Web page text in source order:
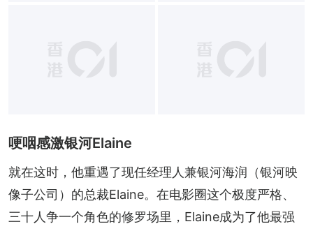
哽咽感激银河Elaine
就在这时，他重遇了现任经理人兼银河海润（银河映
像子公司）的总裁Elaine。在电影圈这个极度严格、
三十人争一个角色的修罗场里，Elaine成为了他最强